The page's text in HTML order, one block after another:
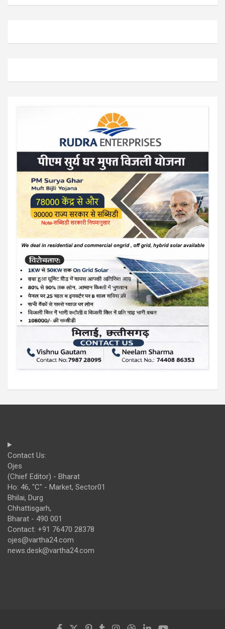
Contact Us:
Ojes
(Chief Editor) - Bharat
Ho: 46, "C" - Market, Sector01
Bhilai, Durg
Chhattisgarh,
Bharat - 490 001
Contact: +91 76470 28378
ojes@vartha24.com
news.desk@vartha24.com